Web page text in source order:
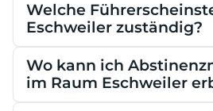
Welche
Eschweiler zuständig?
Wo kann ich
im Raum Eschweiler